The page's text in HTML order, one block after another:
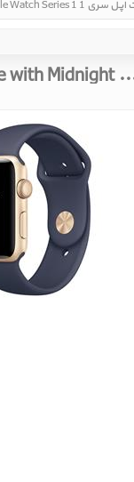
Apple Watch Series 1 Gold Aluminum Case